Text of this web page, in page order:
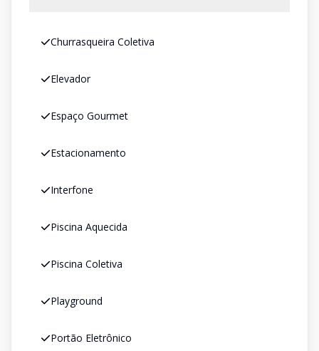
Churrasqueira Coletiva
Elevador
Espaço Gourmet
Estacionamento
Interfone
Piscina Aquecida
Piscina Coletiva
Playground
Portão Eletrônico